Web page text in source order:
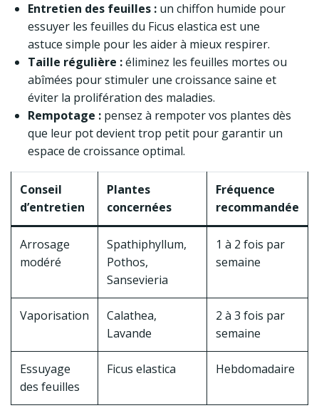
Entretien des feuilles : un chiffon humide pour
essuyer les feuilles du Ficus elastica est une
astuce simple pour les aider à mieux respirer.
Taille régulière :éliminez les feuilles mortes ou
abîmées pour stimuler une croissance saine et
éviter la prolifération des maladies.
Rempotage : pensez à rempoter vos plantes dès
que leur pot devient trop petit pour garantir un
espace de croissance optimal.
Conseil
d’entretien
Plantes
concernées
Fréquence
recommandée
Arrosage
modéré
Spathiphyllum,
Pothos,
Sansevieria
1 à 2 fois par
semaine
Vaporisation
Calathea,
Lavande
2 à 3 fois par
semaine
Essuyage
des feuilles
Ficus elastica Hebdomadaire